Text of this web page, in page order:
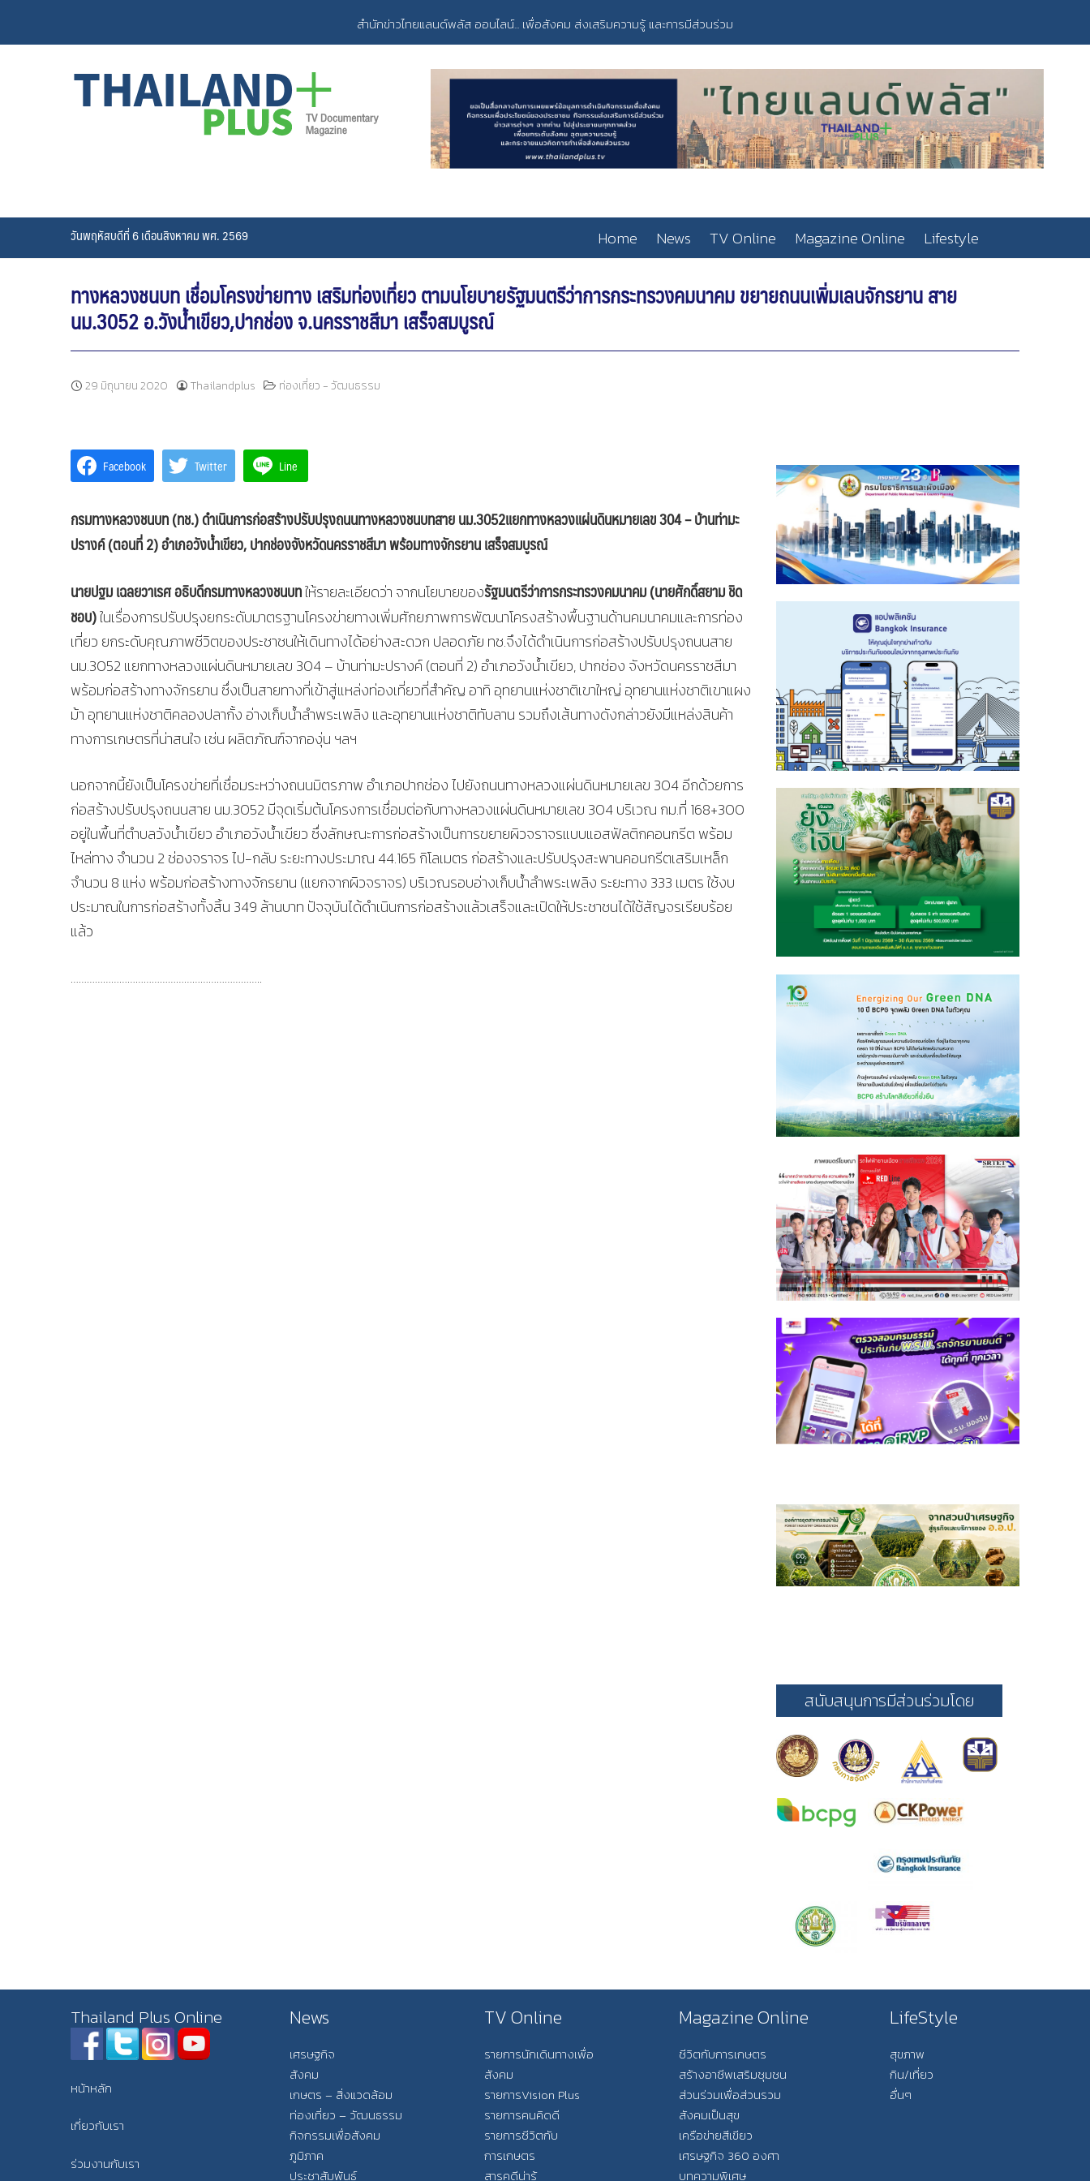
content
สำนักข่าวไทยแลนด์พลัส ออนไลน์... เพื่อสังคม ส่งเสริมความรู้ และการมีส่วนร่วม
วันพฤหัสบดีที่ 6 เดือนสิงหาคม พศ. 2569 Home News TV Online Magazine Online Lifestyle
ทางหลวงชนบท เชื่อมโครงข่ายทาง เสริมท่องเที่ยว ตามนโยบายรัฐมนตรีว่าการกระทรวงคมนาคม ขยายถนนเพิ่มเลนจักรยาน สาย
นม.3052 อ.วังน้ำเขียว,ปากช่อง จ.นครราชสีมา เสร็จสมบูรณ์
29 มิถุนายน 2020 Thailandplus ท่องเที่ยว - วัฒนธรรม
Facebook Twitter Line
กรมทางหลวงชนบท (ทช.) ดำเนินการก่อสร้างปรับปรุงถนนทางหลวงชนบทสาย นม.3052แยกทางหลวงแผ่นดินหมายเลข 304 – บ้านท่ามะ
ปรางค์ (ตอนที่ 2) อำเภอวังน้ำเขียว, ปากช่องจังหวัดนครราชสีมา พร้อมทางจักรยาน เสร็จสมบูรณ์
นายปฐม เฉลยวาเรศ อธิบดีกรมทางหลวงชนบทให้รายละเอียดว่า จากนโยบายของรัฐมนตรีว่าการกระทรวงคมนาคม (นายศักดิ์สยาม ชิด
ชอบ)ในเรื่องการปรับปรุงยกระดับมาตรฐานโครงข่ายทางเพิ่มศักยภาพการพัฒนาโครงสร้างพื้นฐานด้านคมนาคมและการท่อง
เที่ยว ยกระดับคุณภาพชีวิตของประชาชนให้เดินทางได้อย่างสะดวก ปลอดภัย ทช.จึงได้ดำเนินการก่อสร้างปรับปรุงถนนสาย
นม.3052 แยกทางหลวงแผ่นดินหมายเลข 304 – บ้านท่ามะปรางค์ (ตอนที่ 2) อำเภอวังน้ำเขียว, ปากช่อง จังหวัดนครราชสีมา
พร้อมก่อสร้างทางจักรยาน ซึ่งเป็นสายทางที่เข้าสู่แหล่งท่องเที่ยวที่สำคัญ อาทิ อุทยานแห่งชาติเขาใหญ่ อุทยานแห่งชาติเขาแผง
ม้า อุทยานแห่งชาติคลองปลากั้ง อ่างเก็บน้ำลำพระเพลิง และอุทยานแห่งชาติทับลาน รวมถึงเส้นทางดังกล่าวยังมีแหล่งสินค้า
ทางการเกษตรที่น่าสนใจ เช่น ผลิตภัณฑ์จากองุ่น ฯลฯ
นอกจากนี้ยังเป็นโครงข่ายที่เชื่อมระหว่างถนนมิตรภาพ อำเภอปากช่อง ไปยังถนนทางหลวงแผ่นดินหมายเลข 304 อีกด้วยการ
ก่อสร้างปรับปรุงถนนสาย นม.3052 มีจุดเริ่มต้นโครงการเชื่อมต่อกับทางหลวงแผ่นดินหมายเลข 304 บริเวณ กม.ที่ 168+300
อยู่ในพื้นที่ตำบลวังน้ำเขียว อำเภอวังน้ำเขียว ซึ่งลักษณะการก่อสร้างเป็นการขยายผิวจราจรแบบแอสฟัลติกคอนกรีต พร้อม
ไหล่ทาง จำนวน 2 ช่องจราจร ไป-กลับ ระยะทางประมาณ 44.165 กิโลเมตร ก่อสร้างและปรับปรุงสะพานคอนกรีตเสริมเหล็ก
จำนวน 8 แห่ง พร้อมก่อสร้างทางจักรยาน (แยกจากผิวจราจร) บริเวณรอบอ่างเก็บน้ำลำพระเพลิง ระยะทาง 333 เมตร ใช้งบ
ประมาณในการก่อสร้างทั้งสิ้น 349 ล้านบาท ปัจจุบันได้ดำเนินการก่อสร้างแล้วเสร็จและเปิดให้ประชาชนได้ใช้สัญจรเรียบร้อย
แล้ว
……………………………………………………………..
สนับสนุนการมีส่วนร่วมโดย
Thailand Plus Online
หน้าหลัก
เกี่ยวกับเรา
ร่วมงานกับเรา
News
เศรษฐกิจ
สังคม
เกษตร – สิ่งแวดล้อม
ท่องเที่ยว – วัฒนธรรม
กิจกรรมเพื่อสังคม
ภูมิภาค
ประชาสัมพันธ์
TV Online
รายการนักเดินทางเพื่อ
สังคม
รายการVision Plus
รายการคนคิดดี
รายการชีวิตกับ
การเกษตร
สารคดีน่ารู้
Magazine Online
ชีวิตกับการเกษตร
สร้างอาชีพเสริมชุมชน
ส่วนร่วมเพื่อส่วนรวม
สังคมเป็นสุข
เครือข่ายสีเขียว
เศรษฐกิจ 360 องศา
บทความพิเศษ
LifeStyle
สุขภาพ
กิน/เที่ยว
อื่นๆ